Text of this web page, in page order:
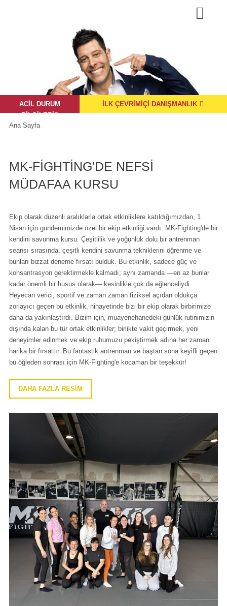
İLK ÇEVRIMIÇI DANIŞMANLIK
ACIL DURUM
BILGILERI
Ana Sayfa
MK-FIGHTING'DE NEFSI
MÜDAFAA KURSU
Ekip olarak düzenli aralıklarla ortak etkinliklere katıldığımızdan, 1
Nisan için gündemimizde özel bir ekip etkinliği vardı: MK-Fighting'de bir
kendini savunma kursu. Çeşitlilik ve yoğunluk dolu bir antrenman
seansı sırasında, çeşitli kendini savunma tekniklerini öğrenme ve
bunları bizzat deneme fırsatı bulduk. Bu etkinlik, sadece güç ve
konsantrasyon gerektirmekle kalmadı; aynı zamanda —en az bunlar
kadar önemli bir husus olarak— kesinlikle çok da eğlenceliydi.
Heyecan verici, sportif ve zaman zaman fiziksel açıdan oldukça
zorlayıcı geçen bu etkinlik, nihayetinde bizi bir ekip olarak birbirimize
daha da yakınlaştırdı. Bizim için, muayenehanedeki günlük rutinimizin
dışında kalan bu tür ortak etkinlikler; birlikte vakit geçirmek, yeni
deneyimler edinmek ve ekip ruhumuzu pekiştirmek adına her zaman
harika bir fırsattır. Bu fantastik antrenman ve baştan sona keyifli geçen
bu öğleden sonrası için MK-Fighting'e kocaman bir teşekkür!
DAHA FAZLA RESİM